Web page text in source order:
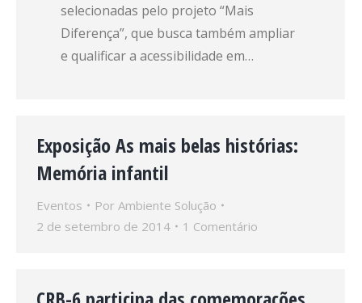
selecionadas pelo projeto “Mais
Diferença”, que busca também ampliar
e qualificar a acessibilidade em…
Exposição As mais belas histórias:
Memória infantil
Eventos Por Ambiente Solução
2 de setembro de 2014
1 Comentário